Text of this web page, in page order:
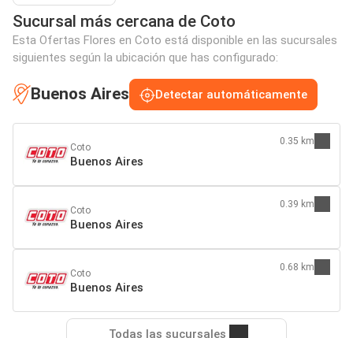
Sucursal más cercana de Coto
Esta Ofertas Flores en Coto está disponible en las sucursales
siguientes según la ubicación que has configurado:
Buenos Aires Detectar automáticamente
Coto
Buenos Aires
0.35 km
Coto
Buenos Aires
0.39 km
Coto
Buenos Aires
0.68 km
Todas las sucursales